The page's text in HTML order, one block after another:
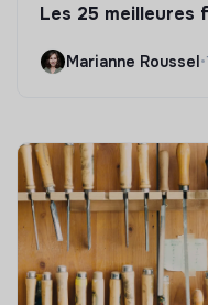
Les 25 meilleures
Marianne Roussel•